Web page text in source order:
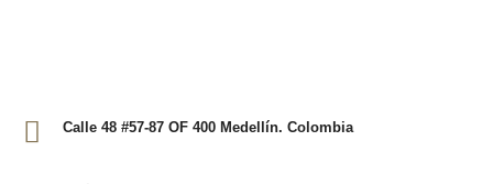
Calle 48 #57-87 OF 400 Medellín. Colombia